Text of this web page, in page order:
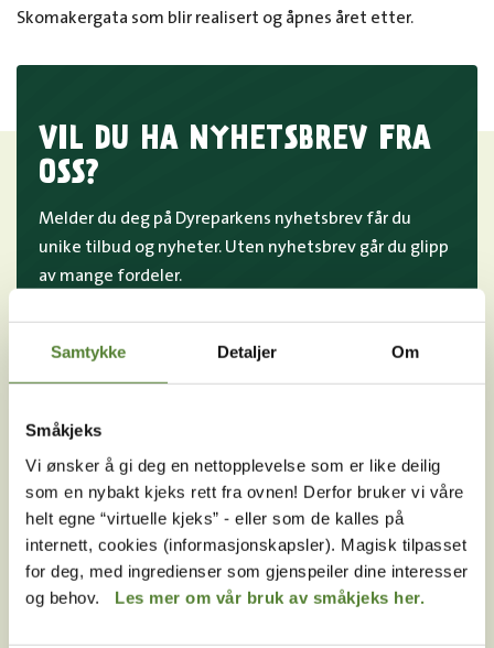
Samtykke Detaljer Om
Småkjeks
Vi ønsker å gi deg en nettopplevelse som er like deilig
som en nybakt kjeks rett fra ovnen! Derfor bruker vi våre
helt egne “virtuelle kjeks” - eller som de kalles på
internett, cookies (informasjonskapsler). Magisk tilpasset
for deg, med ingredienser som gjenspeiler dine interesser
og behov. Les mer om vår bruk av småkjeks her.
Skomakergata som blir realisert og åpnes året etter.
VIL DU HA NYHETSBREV FRA
OSS?
Melder du deg på Dyreparkens nyhetsbrev får du
unike tilbud og nyheter. Uten nyhetsbrev går du glipp
av mange fordeler.
E-post
Ved å melde deg på vårt nyhetsbrev godtar du våre
Følg oss på
sosiale medier!